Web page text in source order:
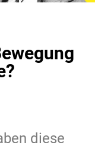
diese